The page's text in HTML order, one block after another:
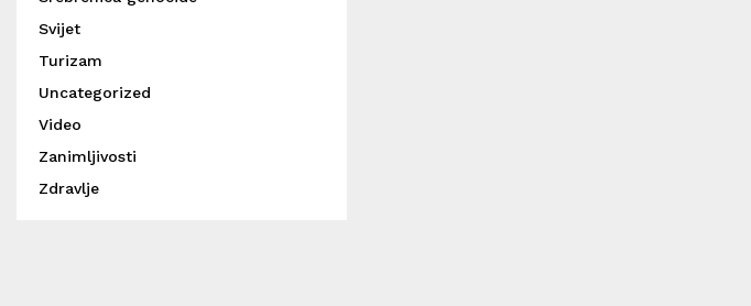
Svijet
Turizam
Uncategorized
Video
Zanimljivosti
Zdravlje